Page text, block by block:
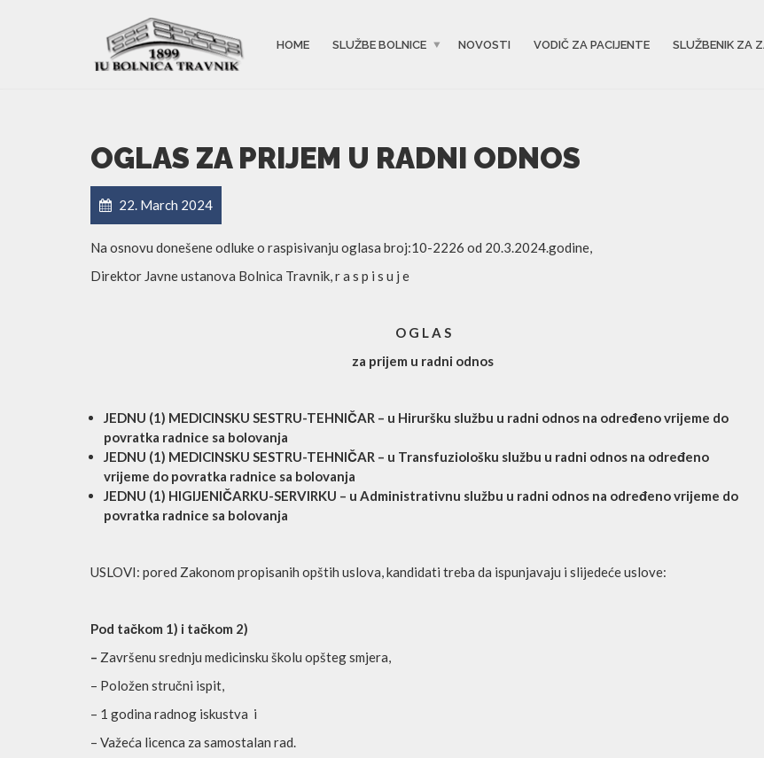
HOME SLUŽBE BOLNICE NOVOSTI VODIČ ZA PACIJENTE SLUŽBENIK ZA
OGLAS ZA PRIJEM U RADNI ODNOS
22. March 2024
Na osnovu donešene odluke o raspisivanju oglasa broj:10-2226 od 20.3.2024.godine,
Direktor Javne ustanova Bolnica Travnik, r a s p i s u j e
O G L A S
za prijem u radni odnos
JEDNU (1) MEDICINSKU SESTRU-TEHNIČAR – u Hiruršku službu u radni odnos na određeno vrijeme do
povratka radnice sa bolovanja
JEDNU (1) MEDICINSKU SESTRU-TEHNIČAR – u Transfuziološku službu u radni odnos na određeno
vrijeme do povratka radnice sa bolovanja
JEDNU (1) HIGIJENIČARKU-SERVIRKU – u Administrativnu službu u radni odnos na određeno vrijeme do
povratka radnice sa bolovanja
USLOVI: pored Zakonom propisanih opštih uslova, kandidati treba da ispunjavaju i slijedeće uslove:
Pod tačkom 1) i tačkom 2)
– Završenu srednju medicinsku školu opšteg smjera,
– Položen stručni ispit,
– 1 godina radnog iskustva i
– Važeća licenca za samostalan rad.